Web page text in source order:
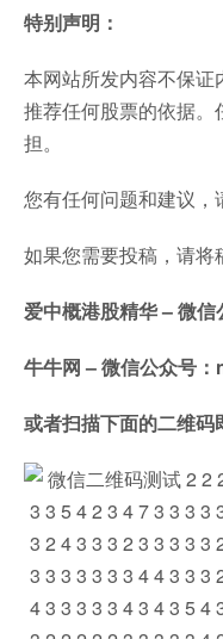
特别声明：
本网站所发内容不保
推荐任何股票的依据。
担。
您有任何问题和建议
如果您需要投稿，请
爱中概港股精华 – 微信
牛牛网 – 微信公众号
或者扫描下面的二维